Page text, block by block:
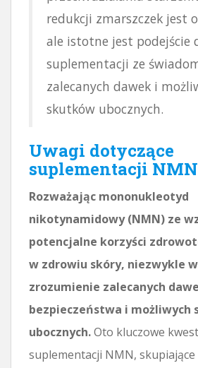
redukcji zmarszczek jest
ale istotne jest podejście
suplementacji ze
zalecanych dawek i
skutków ubocznych.
Uwagi dotyczące
suplementacji NMN
Rozważając mononukleotyd
nikotynamidowy (NMN) ze
potencjalne korzyści
w zdrowiu skóry, niezwykle
zrozumienie zalecanych
bezpieczeństwa i możliwych
ubocznych.Oto kluczowe
suplementacji NMN, skupiające